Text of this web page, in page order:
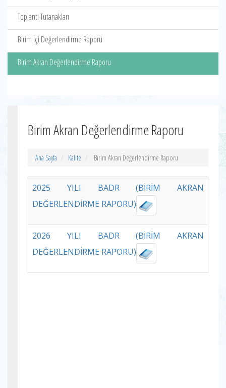
Toplantı Tutanakları
Birim İçi Değerlendirme Raporu
Birim Akran Değerlendirme Raporu
Birim Akran Değerlendirme Raporu
Ana Sayfa Kalite Birim Akran Değerlendirme Raporu
2025 YILI BADR (BİRİM AKRAN
DEĞERLENDİRME RAPORU)
2026 YILI BADR (BİRİM AKRAN
DEĞERLENDİRME RAPORU)